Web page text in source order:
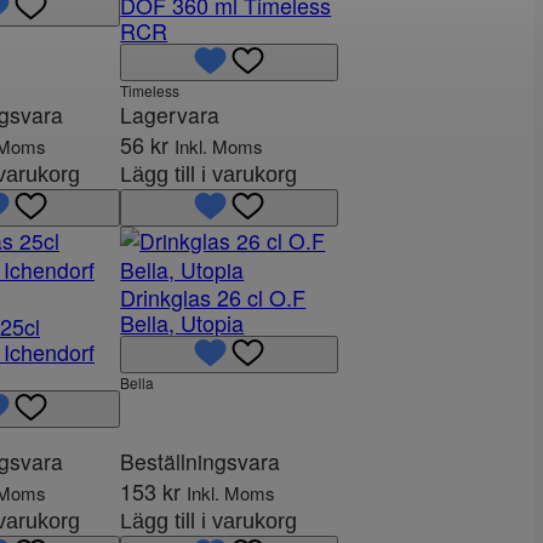
r
d
e
p
r
i
s
t
ä
r
:
2
0
4
RCR
Timeless
Lagervara
56 kr Inkl. Moms
Lägg till i varukorg
Drinkglas 26 cl O.F
Bella, Utopia
Bella
Beställningsvara
153 kr Inkl. Moms
Lägg till i varukorg